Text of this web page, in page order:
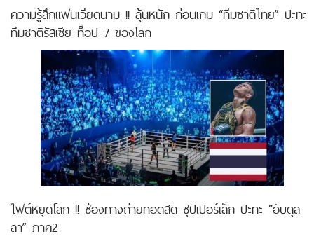
ความรู้สึกแฟนเวียดนาม !! ลุ้นหนัก ก่อนเกม “ทีมชาติไทย” ปะทะ
ทีมชาติรัสเซีย ท็อป 7 ของโลก
ไฟต์หยุดโลก !! ช่องทางถ่ายทอดสด ซุปเปอร์เล็ก ปะทะ “อับดุล
ลา” ภาค2